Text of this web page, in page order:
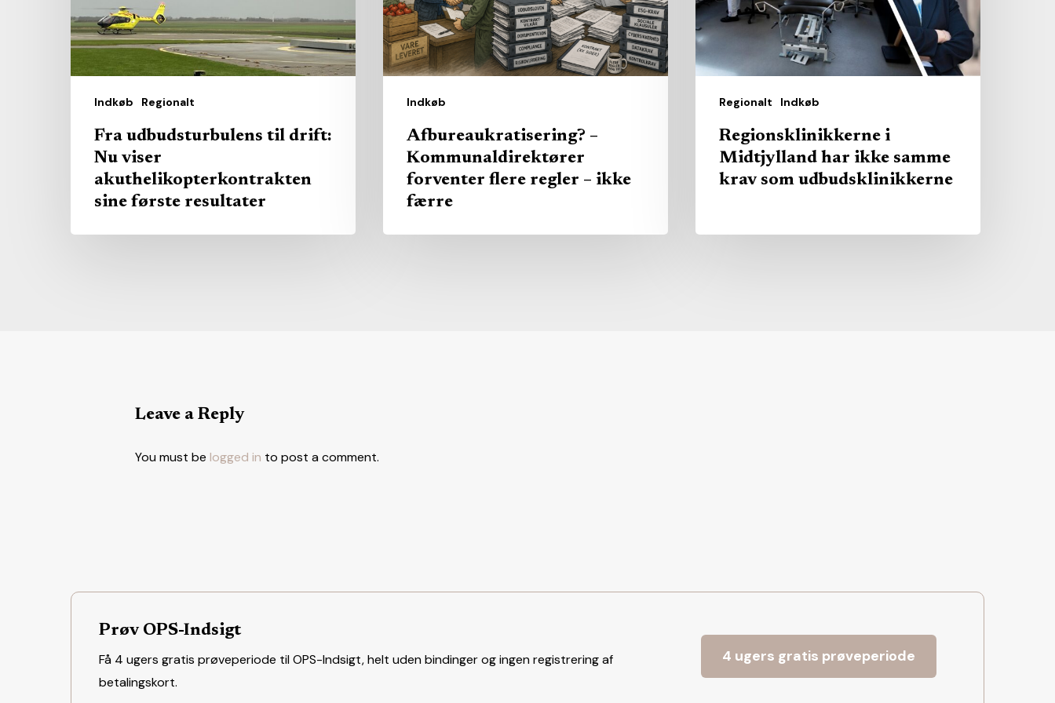
Indkøb Regionalt
akuthelikopterkontrakten
sine
første
resultater
Fra udbudsturbulens til drift:
Nu viser
akuthelikopterkontrakten
sine første resultater
Indkøb
regler
–
ikke
færre
Afbureaukratisering? –
Kommunaldirektører
forventer flere regler – ikke
færre
Regionalt Indkøb
samme
krav
som
udbudsklinikkerne
Regionsklinikkerne i
Midtjylland har ikke samme
krav som udbudsklinikkerne
Leave a Reply
You must be logged in to post a comment.
Prøv OPS-Indsigt
Få 4 ugers gratis prøveperiode til OPS-Indsigt, helt uden bindinger og ingen registrering af
betalingskort.
4 ugers gratis prøveperiode